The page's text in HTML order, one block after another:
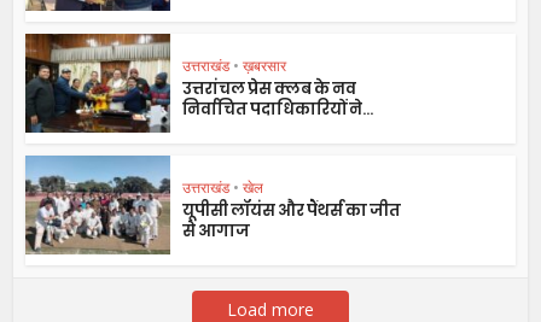
उत्तराखंड • ख़बरसार
उत्तरांचल प्रेस क्लब के नव
निर्वाचित पदाधिकारियों ने...
उत्तराखंड • खेल
यूपीसी लॉयंस और पैंथर्स का जीत
से आगाज
Load more